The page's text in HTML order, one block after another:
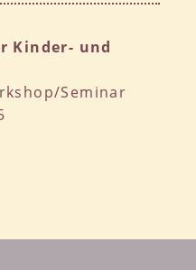
Kinder- und
Seminar